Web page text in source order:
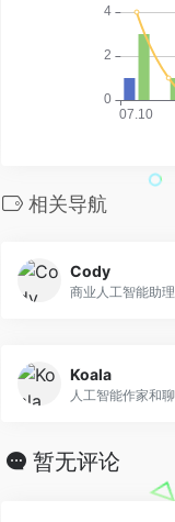
相关导航
Cody
商业人工智能助理
Koala
人工智能作家和
暂无评论